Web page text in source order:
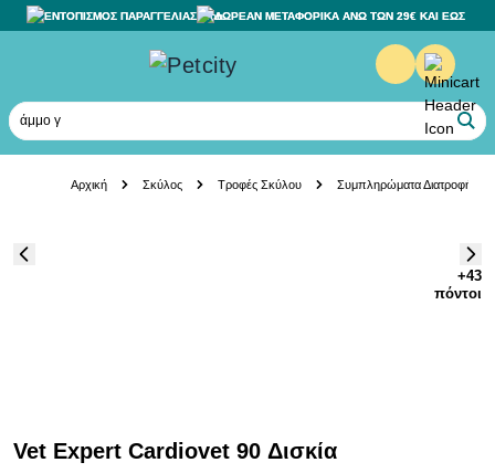
ΕΝΤΟΠΙΣΜΟΣ ΠΑΡΑΓΓΕΛΙΑΣ ΔΩΡΕΑΝ ΜΕΤΑΦΟΡΙΚΑ ΑΝΩ ΤΩΝ 29€ ΚΑΙ ΕΩΣ
άμμο γάτ
Αρχική Σκύλος Τροφές Σκύλου Συμπληρώματα Διατροφής
+43
πόντοι
Vet Expert Cardiovet 90 Δισκία